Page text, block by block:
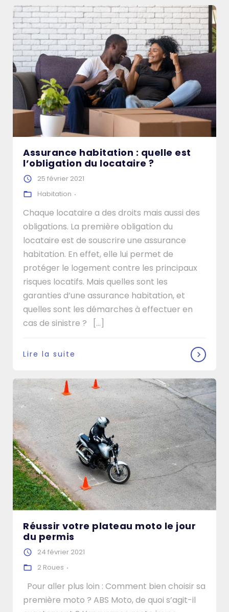
Assurance habitation : quelle est
l’obligation du locataire ?
25 février 2021
Habitation
Chaque locataire a des droits mais aussi des
obligations. La première obligation du
locataire est de souscrire une assurance
habitation. En effet, elle lui permet de
protéger le logement contre les principaux
risques locatifs. Mais quelles sont les
garanties d’une assurance habitation, et
quelles sont les démarches à effectuer en
cas de sinistre ? [...]
Lire la suite
Réussir votre plateau moto le jour
du permis
24 février 2021
2 Roues
Pour aller plus loin : Comment bien choisir sa
première moto ? ABS Moto, de quoi s’agit-il